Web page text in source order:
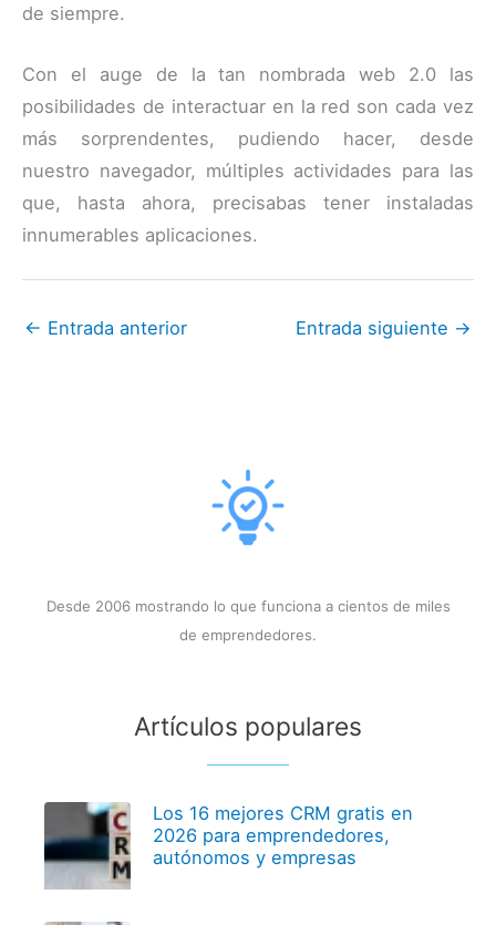
de siempre.
Con el auge de la tan nombrada web 2.0 las
posibilidades de interactuar en la red son cada vez
más sorprendentes, pudiendo hacer, desde
nuestro navegador, múltiples actividades para las
que, hasta ahora, precisabas tener instaladas
innumerables aplicaciones.
← Entrada anterior Entrada siguiente →
Desde 2006 mostrando lo que funciona a cientos de miles
de emprendedores.
Artículos populares
Los 16 mejores CRM gratis en
2026 para emprendedores,
autónomos y empresas